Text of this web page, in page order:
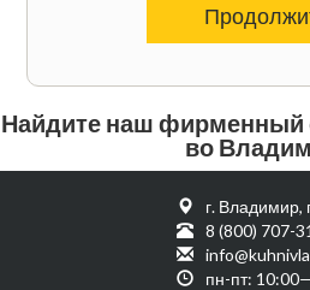
Найдите наш фирменный
во
г. Владимир,
8 (800) 707-
пн-пт: